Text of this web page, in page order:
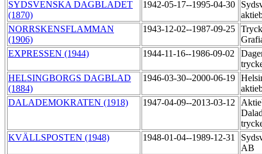
SYDSVENSKA DAGBLADET
(1870)
1942-05-17--1995-04-30
NORRSKENSFLAMMAN
(1906)
1943-12-02--1987-09-25
EXPRESSEN (1944)
1944-11-16--1986-09-02
HELSINGBORGS DAGBLAD
(1884)
1946-03-30--2000-06-19
DALADEMOKRATEN (1918)
1947-04-09--2013-03-12
KVÄLLSPOSTEN (1948)
1948-01-04--1989-12-31
AB